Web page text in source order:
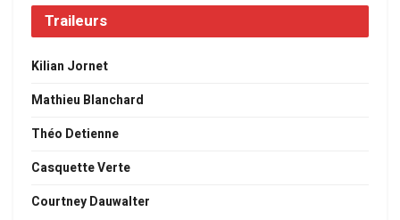
Traileurs
Kilian Jornet
Mathieu Blanchard
Théo Detienne
Casquette Verte
Courtney Dauwalter